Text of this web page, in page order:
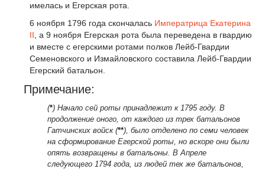
имелась и Егерская рота.
6 ноября 1796 года скончалась Императрица Екатерина
II , а 9 ноября Егерская рота была переведена в гвардию
и вместе с егерскими ротами полков Лейб-Гвардии
Семеновского и Измайловского составила Лейб-Гвардии
Егерский батальон.
Примечание:
(*) Начало сей роты принадлежит к 1795 году. В
продолжение оного, от каждого из трех батальонов
Гатчинских войск (**), было отделено по семи человек
на сформирование Егерской роты, но вскоре они были
опять возвращены в батальоны. В Апреле
следующего 1794 года, из людей тех же батальонов,